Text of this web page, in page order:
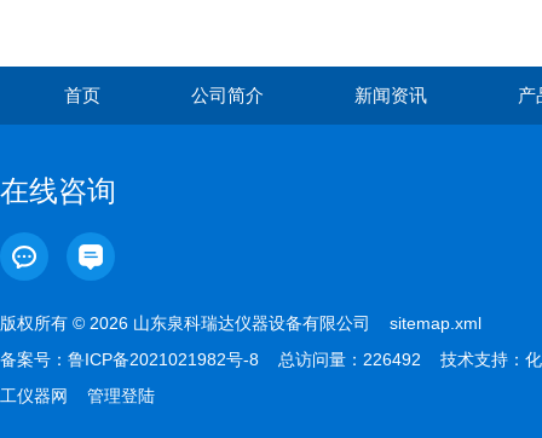
首页 公司简介 新闻资讯 产
在线咨询
版权所有 © 2026 山东泉科瑞达仪器设备有限公司 sitemap.xml
备案号： 鲁ICP备2021021982号-8 总访问量：226492 技术支持： 化
工仪器网
管理登陆